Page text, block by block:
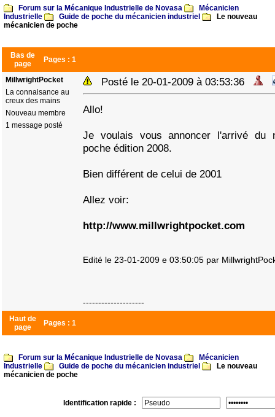
Forum sur la Mécanique Industrielle de Novasa
Mécanicien
Industrielle
Guide de poche du mécanicien industriel
Le nouveau
mécanicien de poche
Bas de
page
Pages : 1
MillwrightPocket
La connaisance au
creux des mains
Nouveau membre
1 message posté
Posté le 20-01-2009 à 03:53:36
Allo!
Je voulais vous annoncer l'arrivé du
poche édition 2008.
Bien différent de celui de 2001
Allez voir:
http://www.millwrightpocket.com
Edité le 23-01-2009 e 03:50:05 par
--------------------
Haut de
page
Pages : 1
Forum sur la Mécanique Industrielle de Novasa
Mécanicien
Industrielle
Guide de poche du mécanicien industriel
Le nouveau
mécanicien de poche
Identification rapide :